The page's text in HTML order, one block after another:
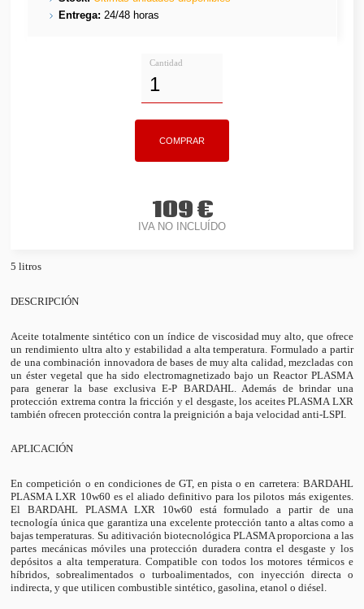
Entrega: 24/48 horas
Cantidad
109 €
IVA NO INCLUÍDO
5 litros
DESCRIPCIÓN
Aceite totalmente sintético con un índice de viscosidad muy alto, que ofrece
un rendimiento ultra alto y estabilidad a alta temperatura. Formulado a partir
de una combinación innovadora de bases de muy alta calidad, mezcladas con
un éster vegetal que ha sido electromagnetizado bajo un Reactor PLASMA
para generar la base exclusiva E-P BARDAHL. Además de brindar una
protección extrema contra la fricción y el desgaste, los aceites PLASMA LXR
también ofrecen protección contra la preignición a baja velocidad anti-LSPI.
APLICACIÓN
En competición o en condiciones de GT, en pista o en carretera: BARDAHL
PLASMA LXR 10w60 es el aliado definitivo para los pilotos más exigentes.
El BARDAHL PLASMA LXR 10w60 está formulado a partir de una
tecnología única que garantiza una excelente protección tanto a altas como a
bajas temperaturas. Su aditivación biotecnológica PLASMA proporciona a las
partes mecánicas móviles una protección duradera contra el desgaste y los
depósitos a alta temperatura. Compatible con todos los motores térmicos e
híbridos, sobrealimentados o turboalimentados, con inyección directa o
indirecta, y que utilicen combustible sintético, gasolina, etanol o diésel.